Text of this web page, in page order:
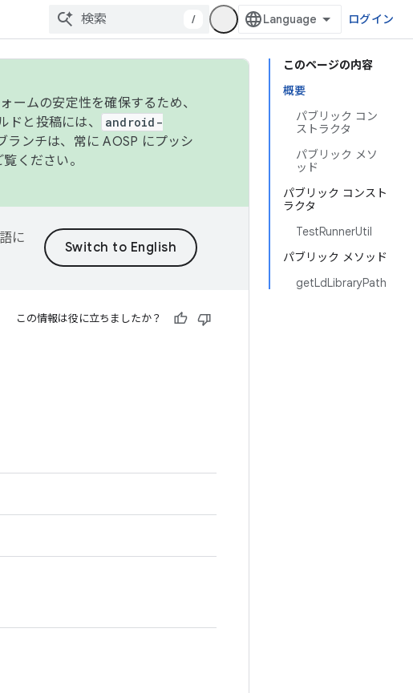
/ ログイン
このページの内容
概要
パブリック コン
ストラクタ
パブリック メソ
ッド
パブリック コンスト
ラクタ
TestRunnerUtil
パブリック メソッド
getLdLibraryPath
ームの安定性を確保するため、
と投稿には、
android-
ランチは、常に AOSP にプッシ
覧ください。
に
この情報は役に立ちましたか？